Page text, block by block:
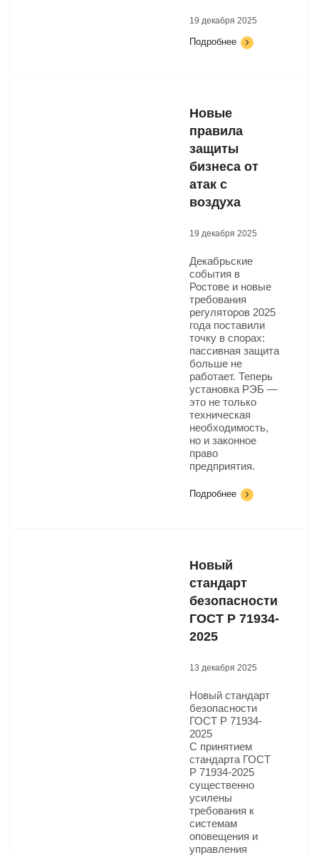
19 декабря 2025
Подробнее
Новые
правила
защиты
бизнеса от
атак с
воздуха
19 декабря 2025
Декабрьские
события в
Ростове и новые
требования
регуляторов 2025
года поставили
точку в спорах:
пассивная защита
больше не
работает. Теперь
установка РЭБ —
это не только
техническая
необходимость,
но и законное
право
предприятия.
Подробнее
Новый
стандарт
безопасности
ГОСТ Р 71934-
2025​
13 декабря 2025
Новый стандарт
безопасности
ГОСТ Р 71934-
2025​
С принятием
стандарта ГОСТ
Р 71934-2025
существенно
усилены
требования к
системам
оповещения и
управления